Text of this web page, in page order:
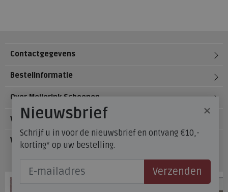
Contactgegevens
Bestelinformatie
Over Meijerink Schoenen
Voetzorg
Veelgestelde vragen
×
Nieuwsbrief
Schrijf u in voor de nieuwsbrief en ontvang €10,-
korting* op uw bestelling.
Verzenden